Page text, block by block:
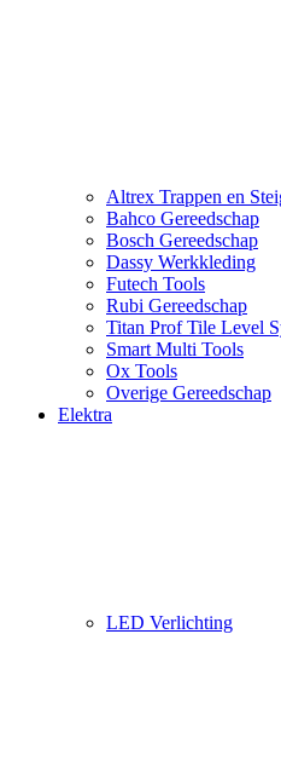
Altrex Trappen en
Bahco Gereedschap
Bosch Gereedschap
Dassy Werkkleding
Futech Tools
Rubi Gereedschap
Titan Prof Tile Level
Smart Multi Tools
Ox Tools
Overige Gereedschap
Elektra
LED Verlichting